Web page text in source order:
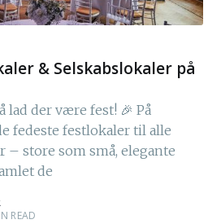
& Selskabslokaler på
lad der være fest! 🎉 På
fedeste festlokaler til alle
– store som små, elegante
de
READ